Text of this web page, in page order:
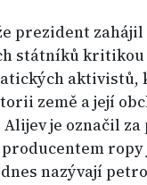
prezident
státníků
aktivistů,
země a její
je označil
ropy
nazývají